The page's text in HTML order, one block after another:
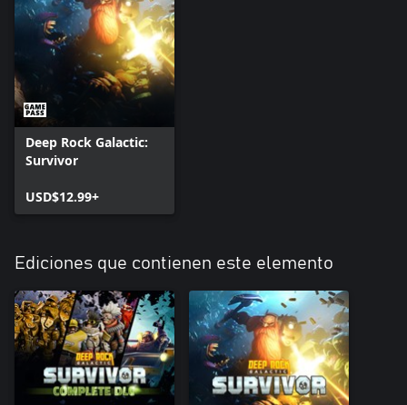
Deep Rock Galactic:
Survivor
USD$12.99+
Ediciones que contienen este elemento